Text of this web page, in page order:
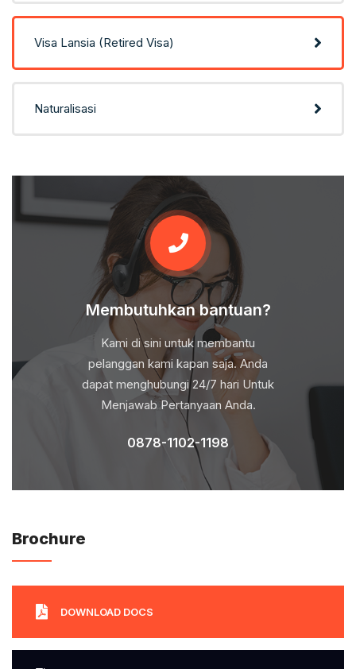
Visa Lansia (Retired Visa)
Naturalisasi
Membutuhkan bantuan?
Kami di sini untuk membantu
pelanggan kami kapan saja. Anda
dapat menghubungi 24/7 hari Untuk
Menjawab Pertanyaan Anda.
0878-1102-1198
Brochure
DOWNLOAD DOCS